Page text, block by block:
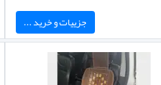
جزییات و خرید ...